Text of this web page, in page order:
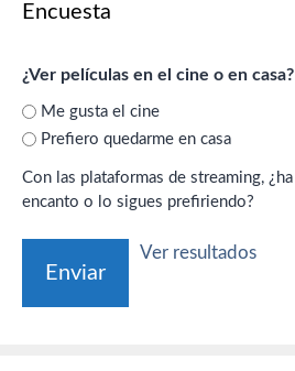
Encuesta
¿Ver películas en el cine o en casa?
Me gusta el cine
Prefiero quedarme en casa
Con las plataformas de streaming, ¿ha perdido el cine su
encanto o lo sigues prefiriendo?
Ver resultados